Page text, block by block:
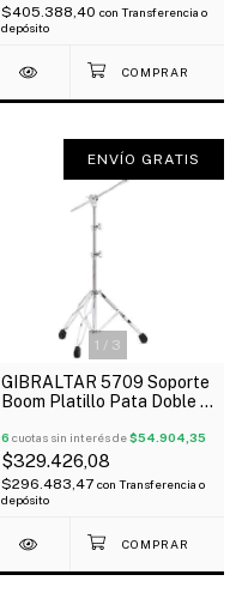
$405.388,40 con Transferencia o
depósito
1 / 3
ENVÍO GRATIS
GIBRALTAR 5709 Soporte
Boom Platillo Pata Doble 3
6 cuotas sin interés de$54.904,35
$329.426,08
$296.483,47 con Transferencia o
depósito